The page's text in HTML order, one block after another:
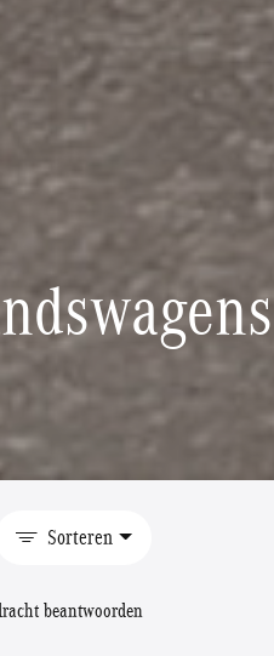
Sorteren
beantwoorden